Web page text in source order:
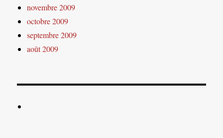
novembre 2009
octobre 2009
septembre 2009
août 2009